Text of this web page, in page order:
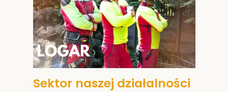
Sektor naszej działalności